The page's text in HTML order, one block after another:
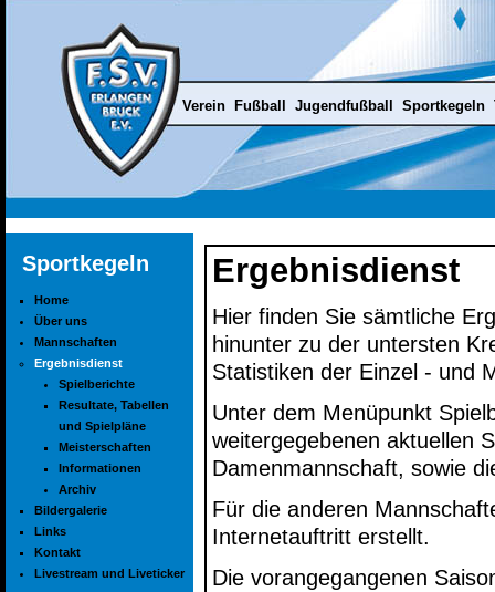
Ergebnisdienst
Hier finden Sie sämtliche
hinunter zu der untersten
Statistiken der Einzel - und
Unter dem Menüpunkt
weitergegebenen aktuellen
Damenmannschaft, sowie
Für die anderen
Internetauftritt erstellt.
Die vorangegangenen
Verein Fußball Jugendfußball Sportkegeln
Sportkegeln
Home
Über uns
Mannschaften
Ergebnisdienst
Spielberichte
Resultate, Tabellen
und Spielpläne
Meisterschaften
Informationen
Archiv
Bildergalerie
Links
Kontakt
Livestream und Liveticker